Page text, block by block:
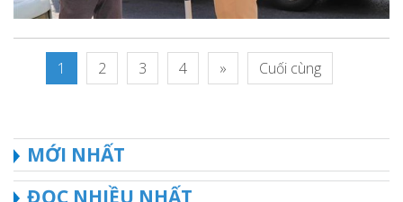
1 2 3 4 » Cuối cùng
MỚI NHẤT
ĐỌC NHIỀU NHẤT